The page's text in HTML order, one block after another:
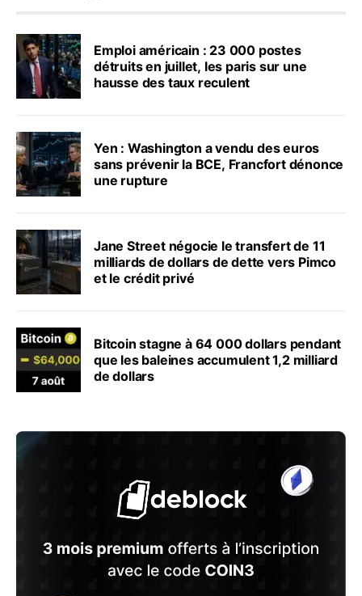
Emploi américain : 23 000 postes
détruits en juillet, les paris sur une
hausse des taux reculent
Yen : Washington a vendu des euros
sans prévenir la BCE, Francfort dénonce
une rupture
Jane Street négocie le transfert de 11
milliards de dollars de dette vers Pimco
et le crédit privé
Bitcoin stagne à 64 000 dollars pendant
que les baleines accumulent 1,2 milliard
de dollars